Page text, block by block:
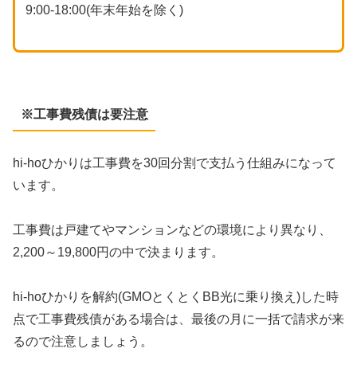
9:00-18:00(年末年始を除く)
※工事費残債は要注意
hi-hoひかりは工事費を30回分割で支払う仕組みになって
います。
工事費は戸建てやマンションなどの環境により異なり、
2,200～19,800円の中で決まります。
hi-hoひかりを解約(GMOとくとくBB光に乗り換え)した時
点で工事費残債がある場合は、最後の月に一括で請求が来
るので注意しましょう。